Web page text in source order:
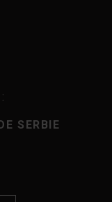
SERBIE